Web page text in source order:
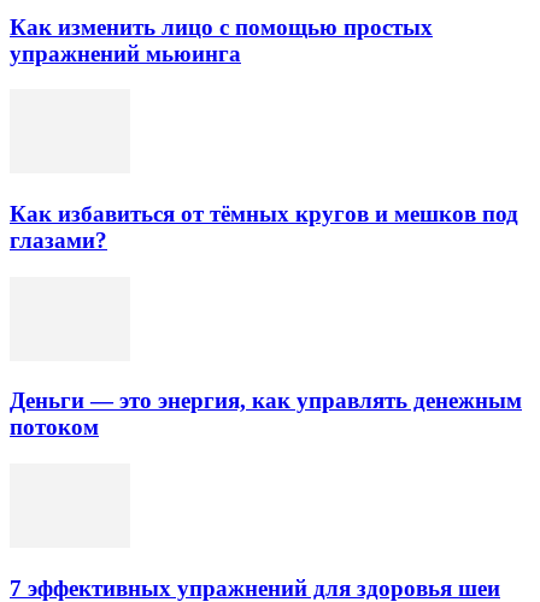
Как изменить лицо с помощью простых
упражнений мьюинга
Как избавиться от тёмных кругов и мешков под
глазами?
Деньги — это энергия, как управлять денежным
потоком
7 эффективных упражнений для здоровья шеи